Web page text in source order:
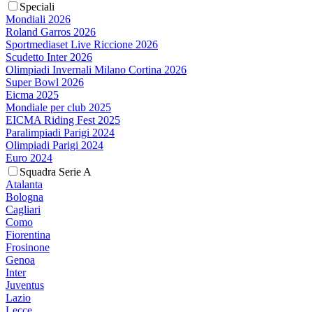
Speciali
Mondiali 2026
Roland Garros 2026
Sportmediaset Live Riccione 2026
Scudetto Inter 2026
Olimpiadi Invernali Milano Cortina 2026
Super Bowl 2026
Eicma 2025
Mondiale per club 2025
EICMA Riding Fest 2025
Paralimpiadi Parigi 2024
Olimpiadi Parigi 2024
Euro 2024
Squadra Serie A
Atalanta
Bologna
Cagliari
Como
Fiorentina
Frosinone
Genoa
Inter
Juventus
Lazio